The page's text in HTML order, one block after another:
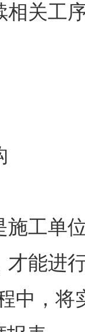
相关工
施工单
能进
中，